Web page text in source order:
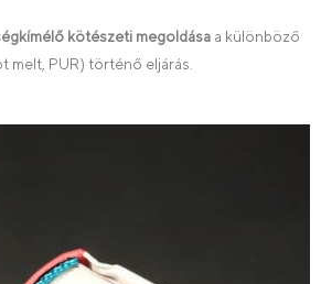
kötészeti megoldása a különböző
melt, PUR) történő eljárás.